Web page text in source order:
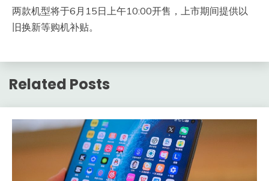
两款机型将于6月15日上午10:00开售，上市期间提供以
旧换新等购机补贴。
Related Posts